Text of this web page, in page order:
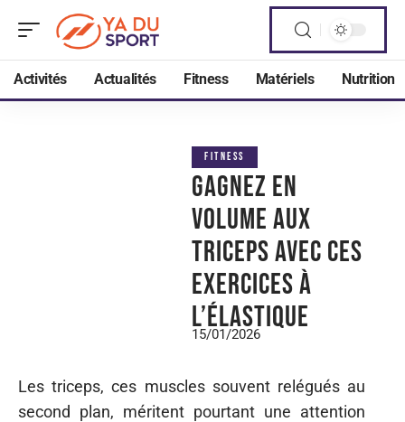
Activités Actualités Fitness Matériels Nutrition
FITNESS
Gagnez en
volume aux
triceps avec ces
exercices à
l’élastique
15/01/2026
Les triceps, ces muscles souvent relégués au
second plan, méritent pourtant une attention